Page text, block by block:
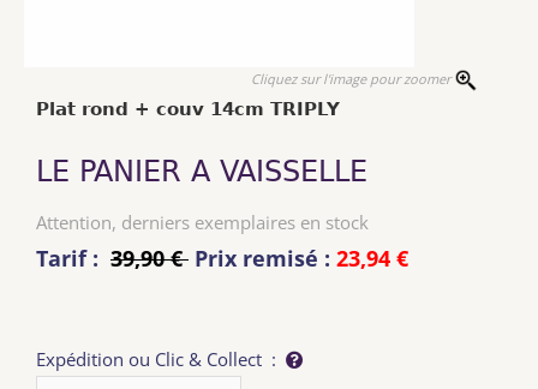
Cliquez sur l'image pour zoomer
Plat rond + couv 14cm TRIPLY
LE PANIER A VAISSELLE
Attention, derniers exemplaires en stock
Tarif : 39,90 € Prix remisé : 23,94 €
Expédition ou Clic & Collect :